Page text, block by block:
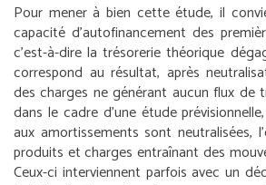
Pour mener à bien cette étude, il
capacité d’autofinancement des
c’est-à-dire la trésorerie théorique
correspond au résultat, après
des charges ne générant aucun flux de
dans le cadre d’une étude
aux amortissements sont neutralisées,
produits et charges entraînant des
Ceux-ci interviennent parfois avec un